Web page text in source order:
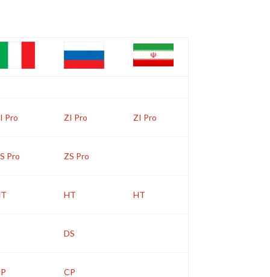
Pro ZI Pro ZI Pro
Pro ZS Pro
HT HT
DS
CP